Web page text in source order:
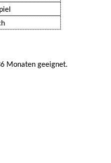
Monaten geeignet.